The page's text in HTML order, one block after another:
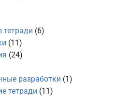
тетради (6)
(11)
(24)
разработки (1)
тетради (11)